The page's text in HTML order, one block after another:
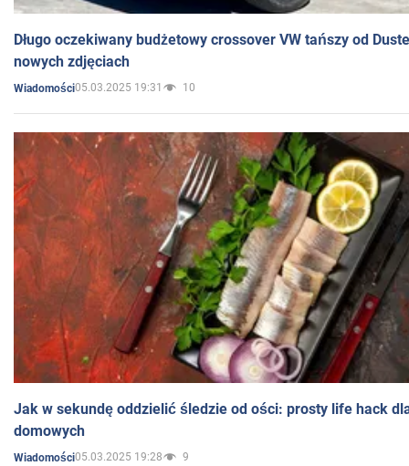
Długo oczekiwany budżetowy crossover VW tańszy od
nowych zdjęciach
Wiadomości05.03.2025 19:31 10
Jak w sekundę oddzielić śledzie od ości: prosty life hack
domowych
Wiadomości05.03.2025 19:28 9